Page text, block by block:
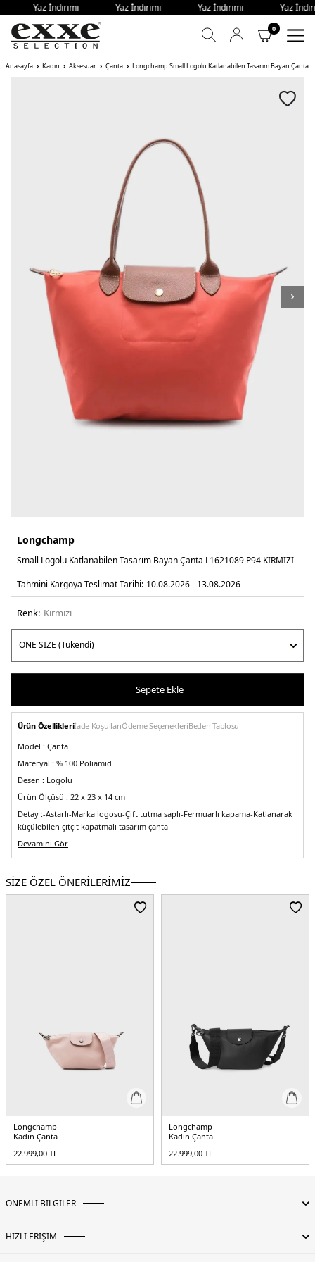
- Yaz İndirimi - Yaz İndirimi - Yaz İndirimi -
0
Anasayfa Kadın Aksesuar Çanta Longchamp Small Logolu Katlanabilen Tasarım Bayan Çanta
Longchamp
Small Logolu Katlanabilen Tasarım Bayan Çanta L1621089 P94 KIRMIZI
Tahmini Kargoya Teslimat Tarihi: 10.08.2026 - 13.08.2026
Renk: kirmizi
Sepete Ekle
Ürün Özellikleriİade KoşullarıÖdeme SeçenekleriBeden Tablosu
Model : Çanta
Materyal : % 100 Poliamid
Desen : Logolu
Ürün Ölçüsü : 22 x 23 x 14 cm
Detay :-Astarlı-Marka logosu-Çift tutma saplı-Fermuarlı kapama-Katlanarak
küçülebilen çıtçıt kapatmalı tasarım çanta
Üretim Yeri :Çin
5DE2L1621089P94.10
Devamını Gör
SİZE ÖZEL ÖNERİLERİMİZ
Longchamp
Kadın Çanta
22.999,00 TL
Longchamp
Kadın Çanta
22.999,00 TL
ÖNEMLİ BİLGİLER
HIZLI ERİŞİM